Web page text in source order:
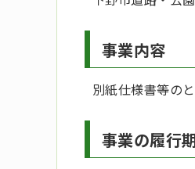
事業内容
別紙仕様書等の
事業の履行